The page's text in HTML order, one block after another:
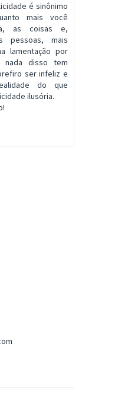
é sinônimo
mais você
as coisas e,
pessoas, mais
lamentação por
nada disso tem
ser infeliz e
do que
ilusória.